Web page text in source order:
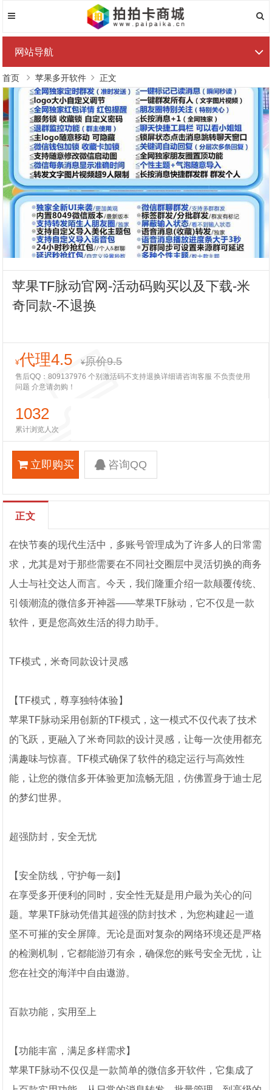
网站导航
首页 苹果多开软件 正文
苹果TF脉动官网-活动码购买以及下载-米
奇同款-不退换
¥代理4.5 ¥原价9.5
售后QQ：809137976 个别激活码不支持退换详细请咨询客服 不负责使用
问题 介意请勿购！
1032
累计浏览人次
立即购买 咨询QQ
正文
在快节奏的现代生活中，多账号管理成为了许多人的日常需
求，尤其是对于那些需要在不同社交圈层中灵活切换的商务
人士与社交达人而言。今天，我们隆重介绍一款颠覆传统、
引领潮流的微信多开神器——苹果TF脉动，它不仅是一款
软件，更是您高效生活的得力助手。
TF模式，米奇同款设计灵感
【TF模式，尊享独特体验】
苹果TF脉动采用创新的TF模式，这一模式不仅代表了技术
的飞跃，更融入了米奇同款的设计灵感，让每一次使用都充
满趣味与惊喜。TF模式确保了软件的稳定运行与高效性
能，让您的微信多开体验更加流畅无阻，仿佛置身于迪士尼
的梦幻世界。
超强防封，安全无忧
【安全防线，守护每一刻】
在享受多开便利的同时，安全性无疑是用户最为关心的问
题。苹果TF脉动凭借其超强的防封技术，为您构建起一道
坚不可摧的安全屏障。无论是面对复杂的网络环境还是严格
的检测机制，它都能游刃有余，确保您的账号安全无忧，让
您在社交的海洋中自由遨游。
百款功能，实用至上
【功能丰富，满足多样需求】
苹果TF脉动不仅仅是一款简单的微信多开软件，它集成了